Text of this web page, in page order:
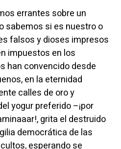
errantes sobre un
sabemos si es nuestro o
falsos y dioses impresos
impuestos en los
han convencido desde
en la eternidad
calles de oro y
yogur preferido –¡por
grita el destruido
democrática de las
esperando se